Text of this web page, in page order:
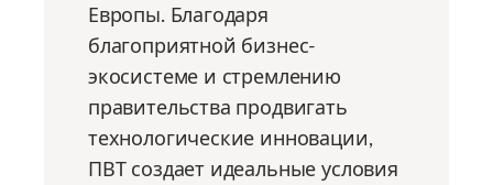
Европы. Благодаря
благоприятной бизнес-
экосистеме и стремлению
правительства продвигать
технологические инновации,
ПВТ создает идеальные условия